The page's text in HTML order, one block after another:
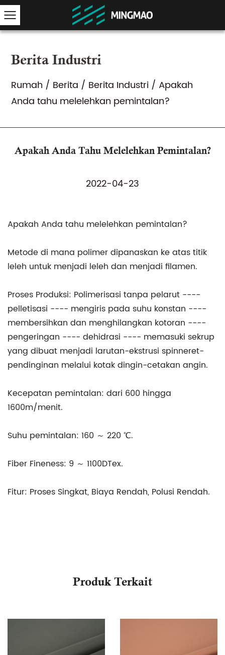
Berita Industri
Rumah / Berita / Berita Industri / Apakah
Anda tahu melelehkan pemintalan?
Apakah Anda Tahu Melelehkan Pemintalan?
2022-04-23
Apakah Anda tahu melelehkan pemintalan?
Metode di mana polimer dipanaskan ke atas titik
leleh untuk menjadi leleh dan menjadi filamen.
Proses Produksi: Polimerisasi tanpa pelarut ----
pelletisasi ---- mengiris pada suhu konstan ----
membersihkan dan menghilangkan kotoran ----
pengeringan ---- dehidrasi ---- memasuki sekrup
yang dibuat menjadi larutan-ekstrusi spinneret-
pendinginan melalui kotak dingin-cetakan angin.
Kecepatan pemintalan: dari 600 hingga
1600m/menit.
Suhu pemintalan: 160 ～ 220 ℃.
Fiber Fineness: 9 ～ 1100DTex.
Fitur: Proses Singkat, Biaya Rendah, Polusi Rendah.
Produk Terkait